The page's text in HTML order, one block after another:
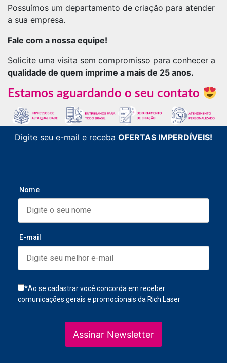
Possuímos um departamento de criação para atender
a sua empresa.
Fale com a nossa equipe!
Solicite uma visita sem compromisso para conhecer a
qualidade de quem imprime a mais de 25 anos.
Estamos aguardando o seu contato
Digite seu e-mail e receba OFERTAS IMPERDÍVEIS!
Nome
E-mail
*Ao se cadastrar você concorda em receber
comunicações gerais e promocionais da Rich Laser
Assinar Newsletter